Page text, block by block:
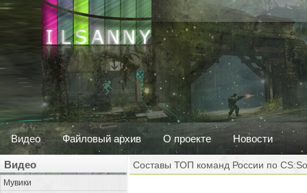
Видео Файловый архив О проекте Новости
Видео
Мувики
Составы ТОП команд России по